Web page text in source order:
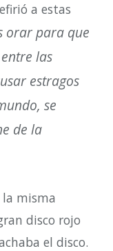
a estas
orar para que
las
estragos
se
de la
misma
disco rojo
el disco.